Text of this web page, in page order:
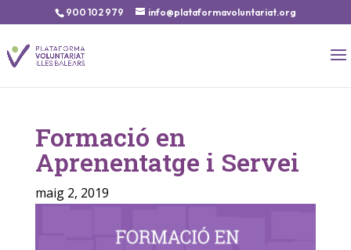
900 102 979 info@plataformavoluntariat.org
Formació en
Aprenentatge i Servei
maig 2, 2019